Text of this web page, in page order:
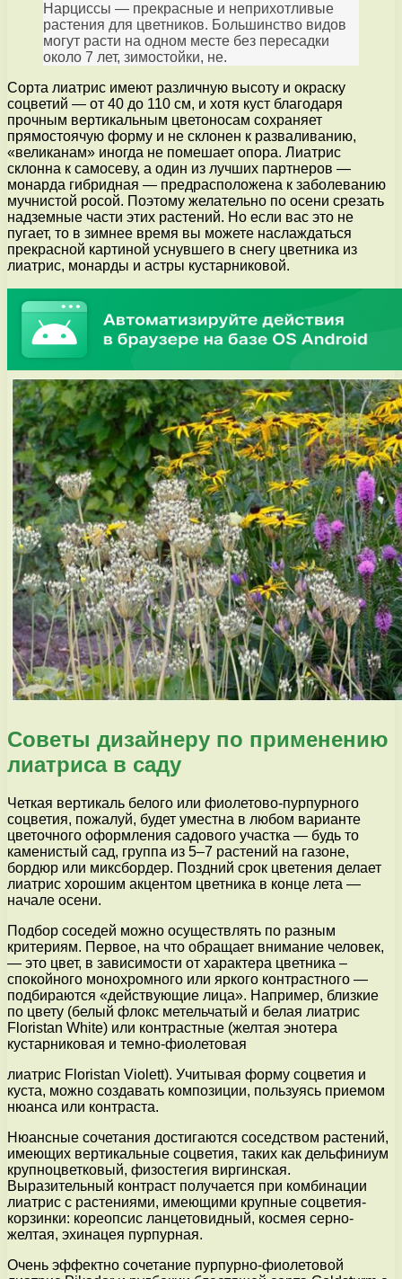
Нарциссы — прекрасные и неприхотливые
растения для цветников. Большинство видов
могут расти на одном месте без пересадки
около 7 лет, зимостойки, не.
Сорта лиатрис имеют различную высоту и окраску
соцветий — от 40 до 110 см, и хотя куст благодаря
прочным вертикальным цветоносам сохраняет
прямостоячую форму и не склонен к разваливанию,
«великанам» иногда не помешает опора. Лиатрис
склонна к самосеву, а один из лучших партнеров —
монарда гибридная — предрасположена к заболеванию
мучнистой росой. Поэтому желательно по осени срезать
надземные части этих растений. Но если вас это не
пугает, то в зимнее время вы можете наслаждаться
прекрасной картиной уснувшего в снегу цветника из
лиатрис, монарды и астры кустарниковой.
Советы дизайнеру по применению
лиатриса в саду
Четкая вертикаль белого или фиолетово-пурпурного
соцветия, пожалуй, будет уместна в любом варианте
цветочного оформления садового участка — будь то
каменистый сад, группа из 5–7 растений на газоне,
бордюр или миксбордер. Поздний срок цветения делает
лиатрис хорошим акцентом цветника в конце лета —
начале осени.
Подбор соседей можно осуществлять по разным
критериям. Первое, на что обращает внимание человек,
— это цвет, в зависимости от характера цветника –
спокойного монохромного или яркого контрастного —
подбираются «действующие лица». Например, близкие
по цвету (белый флокс метельчатый и белая лиатрис
Floristan White) или контрастные (желтая энотера
кустарниковая и темно-фиолетовая
лиатрис Floristan Violett). Учитывая форму соцветия и
куста, можно создавать композиции, пользуясь приемом
нюанса или контраста.
Нюансные сочетания достигаются соседством растений,
имеющих вертикальные соцветия, таких как дельфиниум
крупноцветковый, физостегия виргинская.
Выразительный контраст получается при комбинации
лиатрис с растениями, имеющими крупные соцветия-
корзинки: кореопсис ланцетовидный, космея серно-
желтая, эхинацея пурпурная.
Очень эффектно сочетание пурпурно-фиолетовой